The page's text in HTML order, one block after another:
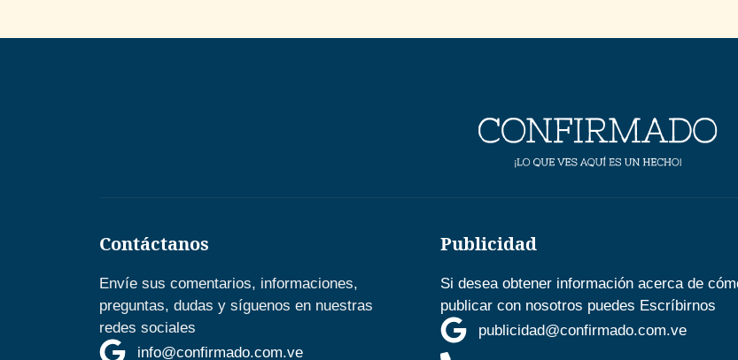
Contáctanos
Envíe sus comentarios, informaciones,
preguntas, dudas y síguenos en nuestras
redes sociales
info@confirmado.com.ve
Publicidad
Si desea obtener información acerca de
publicar con nosotros puedes Escríbirnos
publicidad@confirmado.com.ve